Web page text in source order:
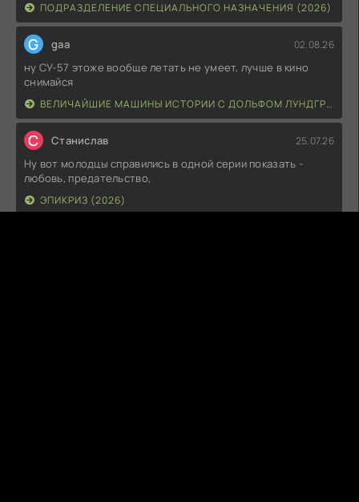
ПОДРАЗДЕЛЕНИЕ СПЕЦИАЛЬНОГО НАЗНАЧЕНИЯ (2026)
G gaa 02.08.26
ну СУ-57 этоже вообще летать не умеет, лучше в кино
снимайся
ВЕЛИЧАЙШИЕ МАШИНЫ ИСТОРИИ С ДОЛЬФОМ ЛУНДГРЕНОМ (2026)
С Станислав 25.07.26
Ну вот молодцы справились в одной серии показать -
любовь, предательство,
ЭПИКРИЗ (2026)